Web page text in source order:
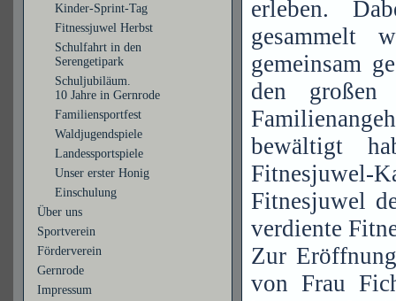
Kinder-Sprint-Tag
Fitnessjuwel Herbst
Schulfahrt in den
Serengetipark
Schuljubiläum.
10 Jahre in Gernrode
Familiensportfest
Waldjugendspiele
Landessportspiele
Unser erster Honig
Einschulung
Über uns
Sportverein
Förderverein
Gernrode
Impressum
erleben.
gesammelt
gemeinsam
den großen
bewältigt
Fitnesjuwel
verdiente
Zur
von Frau